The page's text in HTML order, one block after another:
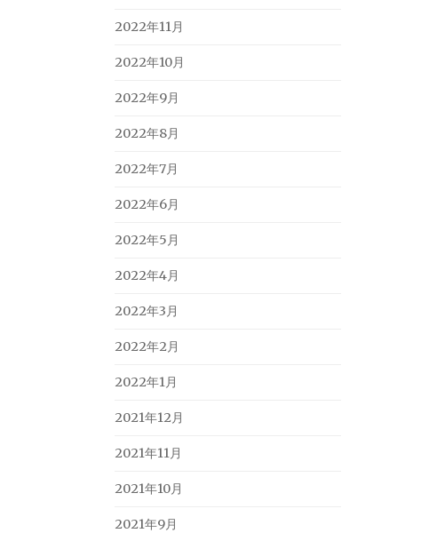
2022年11月
2022年10月
2022年9月
2022年8月
2022年7月
2022年6月
2022年5月
2022年4月
2022年3月
2022年2月
2022年1月
2021年12月
2021年11月
2021年10月
2021年9月